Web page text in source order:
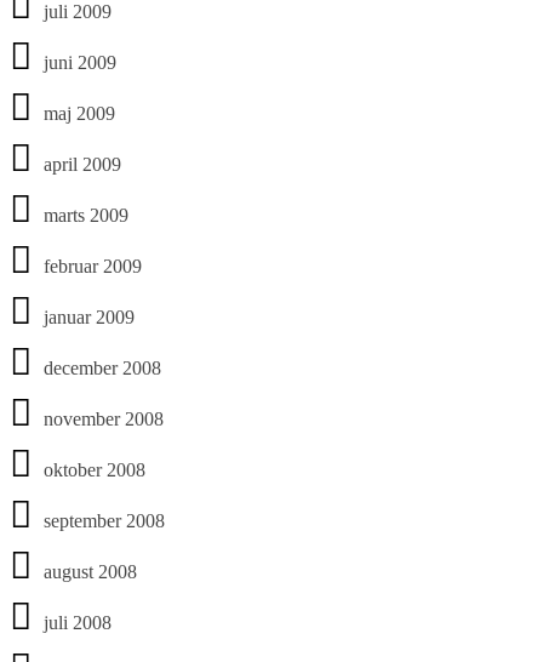
juli 2009
juni 2009
maj 2009
april 2009
marts 2009
februar 2009
januar 2009
december 2008
november 2008
oktober 2008
september 2008
august 2008
juli 2008